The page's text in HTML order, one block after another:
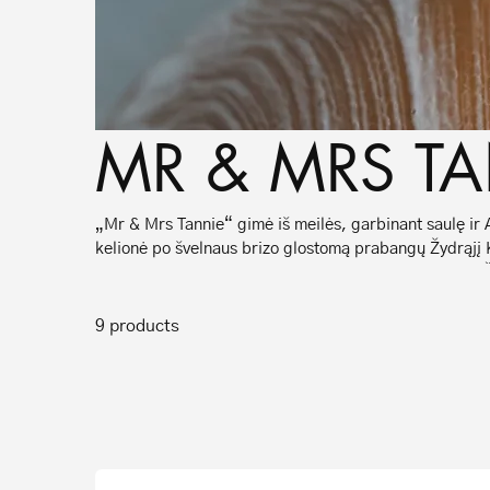
MR & MRS
„Mr & Mrs Tannie“ gimė iš meilės, garbinant saulę
kelionė po švelnaus brizo glostomą prabangų
burbuliukai ir energingas gyvenimo būdas įsiveržia į
9 products